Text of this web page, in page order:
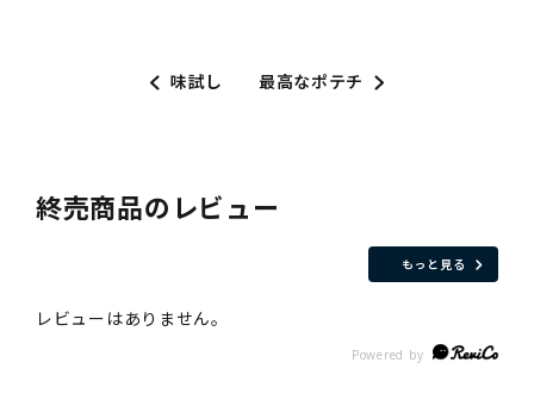
味試し 最高なポテチ
終売商品のレビュー
もっと見る